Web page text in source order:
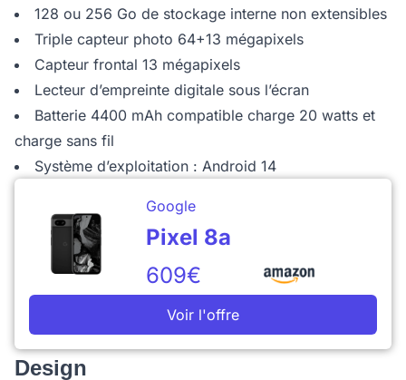
128 ou 256 Go de stockage interne non extensibles
Triple capteur photo 64+13 mégapixels
Capteur frontal 13 mégapixels
Lecteur d’empreinte digitale sous l’écran
Batterie 4400 mAh compatible charge 20 watts et
charge sans fil
Système d’exploitation : Android 14
Google
Pixel 8a
609€
Voir l'offre
Design